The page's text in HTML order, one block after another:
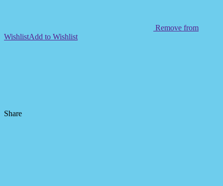
Remove from
WishlistAdd to Wishlist
Share